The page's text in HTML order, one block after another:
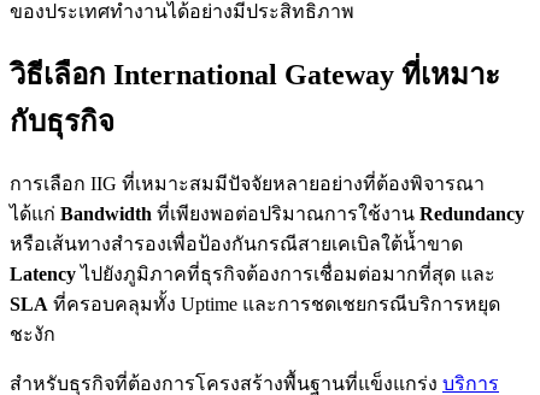
ของประเทศทำงานได้อย่างมีประสิทธิภาพ
วิธีเลือก International Gateway ที่เหมาะ
กับธุรกิจ
การเลือก IIG ที่เหมาะสมมีปัจจัยหลายอย่างที่ต้องพิจารณา
ได้แก่ Bandwidth ที่เพียงพอต่อปริมาณการใช้งาน Redundancy
หรือเส้นทางสำรองเพื่อป้องกันกรณีสายเคเบิลใต้น้ำขาด
Latencyไปยังภูมิภาคที่ธุรกิจต้องการเชื่อมต่อมากที่สุด และ
SLA ที่ครอบคลุมทั้ง Uptime และการชดเชยกรณีบริการหยุด
ชะงัก
สำหรับธุรกิจที่ต้องการโครงสร้างพื้นฐานที่แข็งแกร่ง บริการ